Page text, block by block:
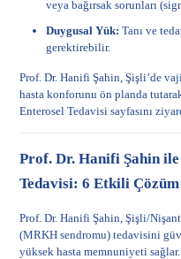
veya bağırsak sorunları
Duygusal Yük: Tanı ve
gerektirebilir.
Prof. Dr. Hanifi Şahin, Şişli’de
hasta konforunu ön planda
Enterosel Tedavisi sayfasını
Prof. Dr. Hanifi Şahin
Tedavisi: 6 Etkili Çözüm
Prof. Dr. Hanifi Şahin, Şişli/
(MRKH sendromu) tedavisini
yüksek hasta memnuniyeti